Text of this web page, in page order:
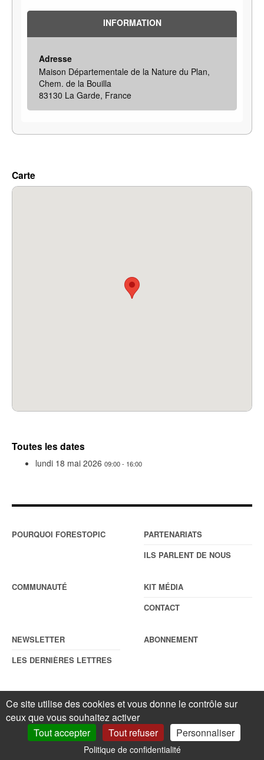
INFORMATION
Adresse
Maison Départementale de la Nature du Plan,
Chem. de la Bouilla
83130 La Garde, France
Carte
Toutes les dates
lundi 18 mai 2026 09:00 - 16:00
POURQUOI FORESTOPIC
PARTENARIATS
ILS PARLENT DE NOUS
COMMUNAUTÉ
KIT MÉDIA
CONTACT
NEWSLETTER
LES DERNIÈRES LETTRES
ABONNEMENT
© ForestopicMentions légales. Reproduction interdite sans autorisation
écrite préalable.Gestionnaire de cookies
Ce site utilise des cookies et vous donne le contrôle sur
ceux que vous souhaitez activer
Tout accepter
Tout refuser Personnaliser
Politique de confidentialité